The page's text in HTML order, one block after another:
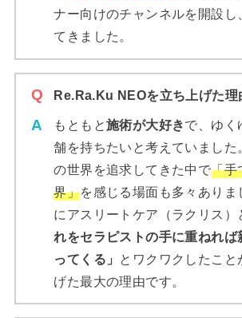
ナー向けのチャンネルを開設し
てきました。
Re.Ra.Ku NEOを立ち上げた理
もともと施術が大好きで、ゆく
舗を持ちたいと考えていました
の世界を追求してきた中で「手
界」を感じる場面も多々ありま
にアスリートケア（ラクリス）
れをセラピストの手に重ねれば
ってくる」 とワクワクしたこと
げた最大の理由です。